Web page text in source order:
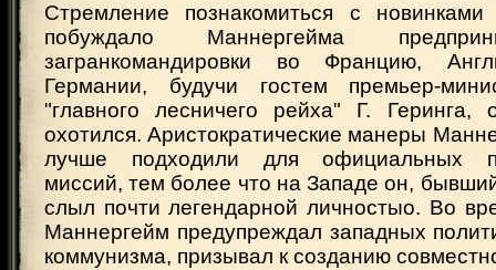
Стремление познакомиться с новинками
побуждало Маннергейма
загранкомандировки во Францию,
Германии, будучи гостем премьер-
"главного лесничего рейха" Г.
охотился. Аристократические манеры
лучше подходили для официальных
миссий, тем более что на Западе он,
слыл почти легендарной личностыо. Во
Маннергейм предупреждал западных
коммунизма, призывал к созданию